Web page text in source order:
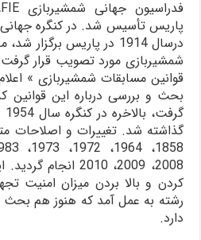
پاریس تأسیس شد. در کنگره
درسال 1914 در پاریس
قوانین مسابقات شمشیربازی »
گذاشته شد. تغییرات و اصلاحات
2008، 2009، 2010
کردن و بالا بردن میزان امنیت
رشته به عمل آمد که هنوز هم بحث و
دارد.